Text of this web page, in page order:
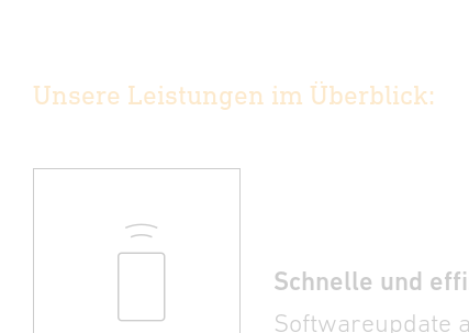
Unsere Leistungen im Überblick:
Schnelle und
Softwareupdate